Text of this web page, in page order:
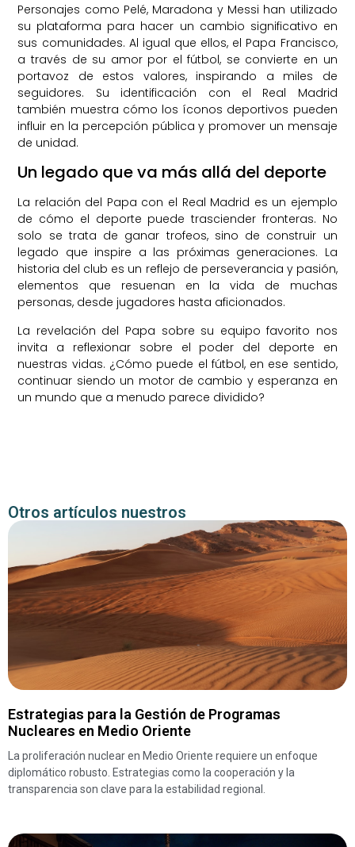
Personajes como Pelé, Maradona y Messi han utilizado
su plataforma para hacer un cambio significativo en
sus comunidades. Al igual que ellos, el Papa Francisco,
a través de su amor por el fútbol, se convierte en un
portavoz de estos valores, inspirando a miles de
seguidores. Su identificación con el Real Madrid
también muestra cómo los íconos deportivos pueden
influir en la percepción pública y promover un mensaje
de unidad.
Un legado que va más allá del deporte
La relación del Papa con el Real Madrid es un ejemplo
de cómo el deporte puede trasciender fronteras. No
solo se trata de ganar trofeos, sino de construir un
legado que inspire a las próximas generaciones. La
historia del club es un reflejo de perseverancia y pasión,
elementos que resuenan en la vida de muchas
personas, desde jugadores hasta aficionados.
La revelación del Papa sobre su equipo favorito nos
invita a reflexionar sobre el poder del deporte en
nuestras vidas. ¿Cómo puede el fútbol, en ese sentido,
continuar siendo un motor de cambio y esperanza en
un mundo que a menudo parece dividido?
Otros artículos nuestros
Estrategias para la Gestión de Programas
Nucleares en Medio Oriente
La proliferación nuclear en Medio Oriente requiere un enfoque
diplomático robusto. Estrategias como la cooperación y la
transparencia son clave para la estabilidad regional.